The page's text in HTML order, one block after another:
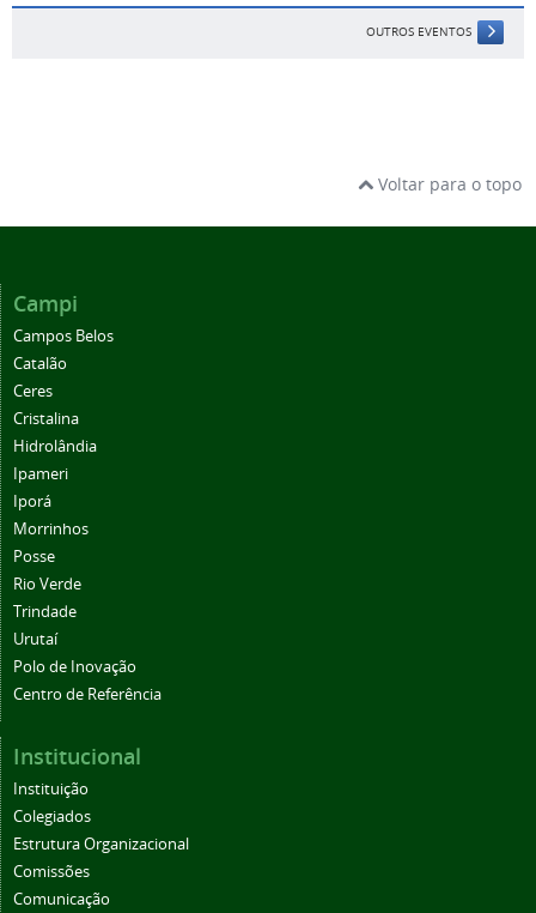
OUTROS EVENTOS
Voltar para o topo
Campi
Campos Belos
Catalão
Ceres
Cristalina
Hidrolândia
Ipameri
Iporá
Morrinhos
Posse
Rio Verde
Trindade
Urutaí
Polo de Inovação
Centro de Referência
Institucional
Instituição
Colegiados
Estrutura Organizacional
Comissões
Comunicação